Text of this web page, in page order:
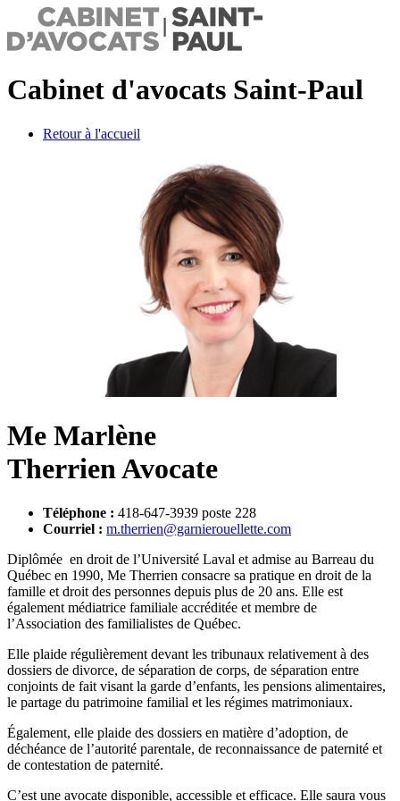
Cabinet d'avocats Saint-Paul
Retour à l'accueil
Me Marlène
TherrienAvocate
Téléphone : 418-647-3939 poste 228
Courriel : m.therrien@garnierouellette.com
Diplômée en droit de l’Université Laval et admise au Barreau du
Québec en 1990, Me Therrien consacre sa pratique en droit de la
famille et droit des personnes depuis plus de 20 ans. Elle est
également médiatrice familiale accréditée et membre de
l’Association des familialistes de Québec.
Elle plaide régulièrement devant les tribunaux relativement à des
dossiers de divorce, de séparation de corps, de séparation entre
conjoints de fait visant la garde d’enfants, les pensions alimentaires,
le partage du patrimoine familial et les régimes matrimoniaux.
Également, elle plaide des dossiers en matière d’adoption, de
déchéance de l’autorité parentale, de reconnaissance de paternité et
de contestation de paternité.
C’est une avocate disponible, accessible et efficace. Elle saura vous